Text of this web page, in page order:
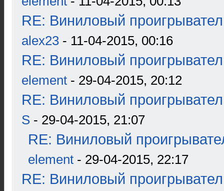
RE: Виниловый
alex23 - 11-04-2015, 00:16
RE: Виниловый
element - 29-04-2015, 20:12
RE: Виниловый
S - 29-04-2015, 21:07
RE: Виниловый
element - 29-04-2015, 22:17
RE: Виниловый